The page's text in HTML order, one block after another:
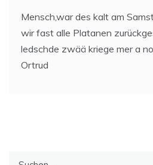
Mensch,war des kalt am
wir fast alle Platanen
ledschde zwää kriege mer a
Ortrud